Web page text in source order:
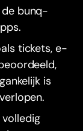
de bunq-
tickets, e-
is